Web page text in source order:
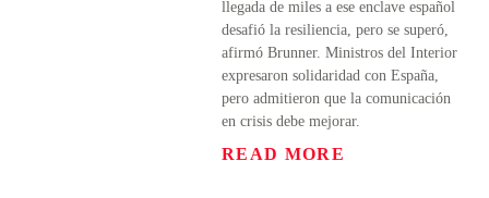
llegada de miles a ese enclave español
desafió la resiliencia, pero se superó,
afirmó Brunner. Ministros del Interior
expresaron solidaridad con España,
pero admitieron que la comunicación
en crisis debe mejorar.
READ MORE